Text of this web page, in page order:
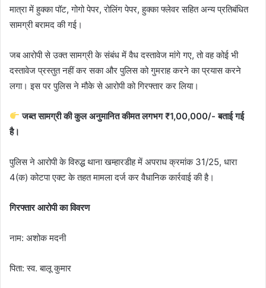
मात्रा में हुक्का पॉट, गोगो पेपर, रोलिंग पेपर, हुक्का फ्लेवर सहित अन्य प्रतिबंधित
सामग्री बरामद की गई।
जब आरोपी से उक्त सामग्री के संबंध में वैध दस्तावेज मांगे गए, तो वह कोई भी
दस्तावेज प्रस्तुत नहीं कर सका और पुलिस को गुमराह करने का प्रयास करने
लगा। इस पर पुलिस ने मौके से आरोपी को गिरफ्तार कर लिया।
जब्त सामग्री की कुल अनुमानित कीमत लगभग ₹1,00,000/- बताई गई
है।
पुलिस ने आरोपी के विरुद्ध थाना खम्हारडीह में अपराध क्रमांक 31/25, धारा
4(क) कोटपा एक्ट के तहत मामला दर्ज कर वैधानिक कार्रवाई की है।
गिरफ्तार आरोपी का विवरण
नाम: अशोक मदनी
पिता: स्व. बालू कुमार